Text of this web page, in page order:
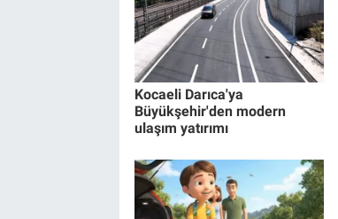
Kocaeli Darıca'ya
Büyükşehir'den modern
ulaşım yatırımı